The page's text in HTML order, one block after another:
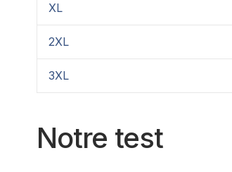
XL
2XL
3XL
Notre test